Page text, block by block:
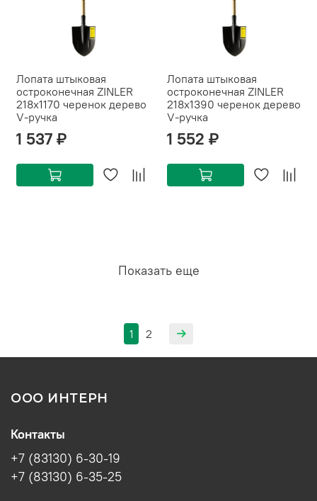
Лопата штыковая
остроконечная ZINLER
218х1170 черенок дерево
V-ручка
1 537 ₽
Лопата штыковая
остроконечная ZINLER
218х1390 черенок дерево
V-ручка
1 552 ₽
Показать еще
1 2
ООО ИНТЕРН
Контакты
+7 (83130) 6-30-19
+7 (83130) 6-35-25